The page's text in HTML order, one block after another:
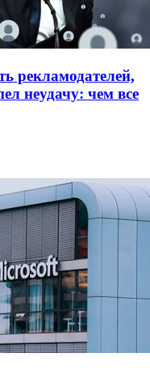
рекламодателей,
неудачу: чем все